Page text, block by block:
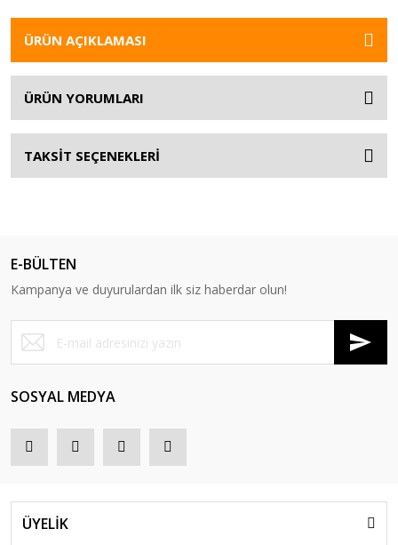
ÜRÜN AÇIKLAMASI
ÜRÜN YORUMLARI
TAKSİT SEÇENEKLERİ
E-BÜLTEN
Kampanya ve duyurulardan ilk siz haberdar olun!
SOSYAL MEDYA
ÜYELİK